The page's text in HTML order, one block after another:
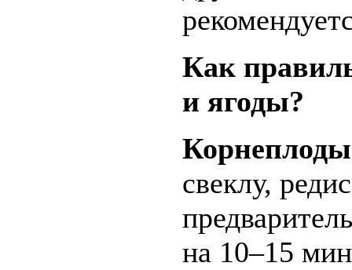
Как
и ягоды?
Корнеплоды
свеклу,
на 10–15